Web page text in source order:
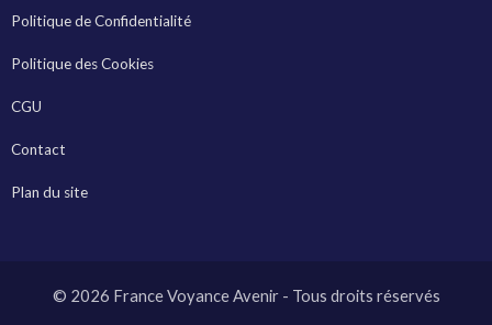
Politique de Confidentialité
Politique des Cookies
CGU
Contact
Plan du site
© 2026 France Voyance Avenir - Tous droits réservés